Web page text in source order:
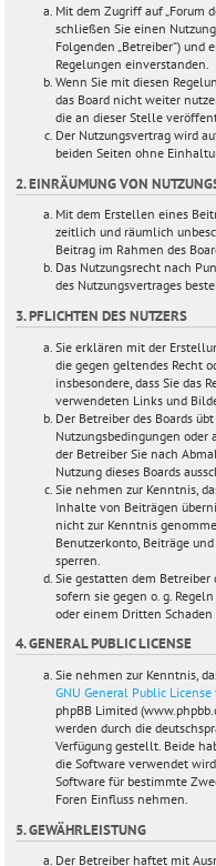
Mit dem Zugriff auf „Forum
schließen Sie einen
Folgenden „Betreiber“)
Regelungen einverstanden.
Wenn Sie mit diesen
das Board nicht weiter
die an dieser Stelle
Der Nutzungsvertrag wird
beiden Seiten ohne
2. EINRÄUMUNG VON
Mit dem Erstellen eines
zeitlich und räumlich
Beitrag im Rahmen des
Das Nutzungsrecht nach
des Nutzungsvertrages
3. PFLICHTEN DES NUTZERS
Sie erklären mit der
die gegen geltendes Recht
insbesondere, dass Sie das
verwendeten Links und
Der Betreiber des Boards
Nutzungsbedingungen
der Betreiber Sie nach
Nutzung dieses Boards
Sie nehmen zur Kenntnis,
Inhalte von Beiträgen
nicht zur Kenntnis
Benutzerkonto, Beiträge
sperren.
Sie gestatten dem Betreiber
sofern sie gegen o. g.
oder einem Dritten Schaden
4. GENERAL PUBLIC LICENSE
Sie nehmen zur Kenntnis,
GNU General Public License
phpBB Limited
werden durch die
Verfügung gestellt. Beide
die Software verwendet
Software für bestimmte
Foren Einfluss nehmen.
5. GEWÄHRLEISTUNG
Der Betreiber haftet mit